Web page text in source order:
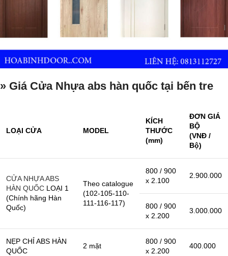
» Giá Cửa Nhựa abs hàn quốc tại bến tre
LOẠI CỬA MODEL
KÍCH
THƯỚC
(mm)
ĐƠN GIÁ
BỘ
(VNĐ /
Bộ)
CỬA NHỰA ABS
HÀN QUỐC LOẠI 1
(Chính hãng Hàn
Quốc)
Theo catalogue
(102-105-110-
111-116-117)
800 / 900
x 2.100
2.900.000
800 / 900
x 2.200
3.000.000
NẸP CHỈ ABS HÀN
QUỐC
2 mặt
800 / 900
x 2.200
400.000